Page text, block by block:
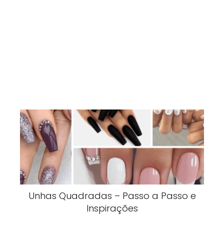
Unhas Quadradas – Passo a Passo e
Inspirações